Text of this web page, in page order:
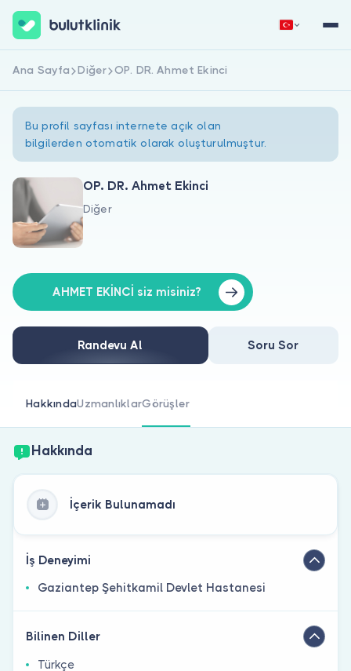
Hakkımızda
Doktorlar için
Doktor musunuz?
Hemen Kaydol
Ana Sayfa Diğer OP. DR. Ahmet Ekinci
Bu profil sayfası internete açık olan
bilgilerden otomatik olarak oluşturulmuştur.
OP. DR. Ahmet Ekinci
Diğer
AHMET EKİNCİ siz misiniz?
Randevu Al Soru Sor
HakkındaUzmanlıklarGörüşler
Hakkında
İçerik Bulunamadı
İş Deneyimi
Gaziantep Şehitkamil Devlet Hastanesi
Bilinen Diller
Türkçe